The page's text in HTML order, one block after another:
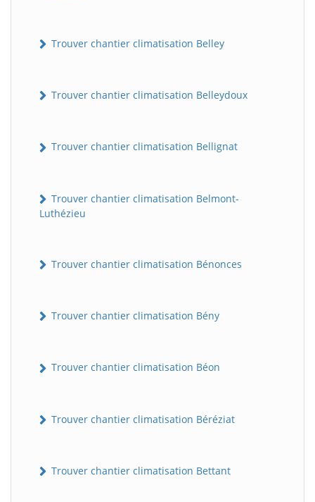
Trouver chantier climatisation Belley
Trouver chantier climatisation Belleydoux
Trouver chantier climatisation Bellignat
Trouver chantier climatisation Belmont-
Luthézieu
Trouver chantier climatisation Bénonces
Trouver chantier climatisation Bény
Trouver chantier climatisation Béon
Trouver chantier climatisation Béréziat
Trouver chantier climatisation Bettant